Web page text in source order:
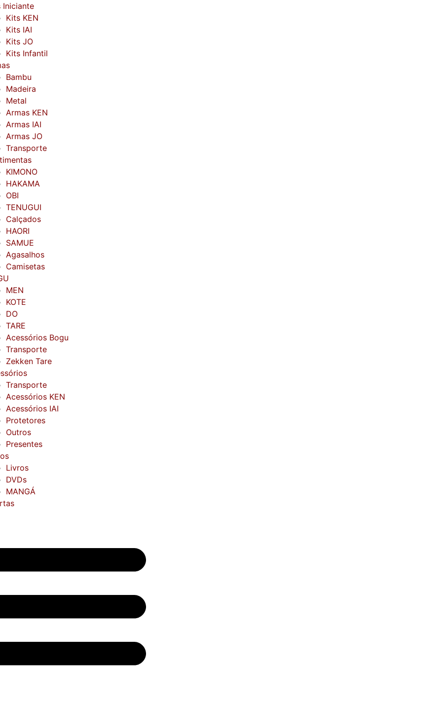
Iniciante
Kits KEN
Kits IAI
Kits JO
Kits Infantil
Bambu
Madeira
Metal
Armas KEN
Armas IAI
Armas JO
Transporte
KIMONO
HAKAMA
OBI
TENUGUI
Calçados
HAORI
SAMUE
Agasalhos
Camisetas
MEN
KOTE
DO
TARE
Acessórios Bogu
Transporte
Zekken Tare
Transporte
Acessórios KEN
Acessórios IAI
Protetores
Outros
Presentes
Livros
DVDs
MANGÁ